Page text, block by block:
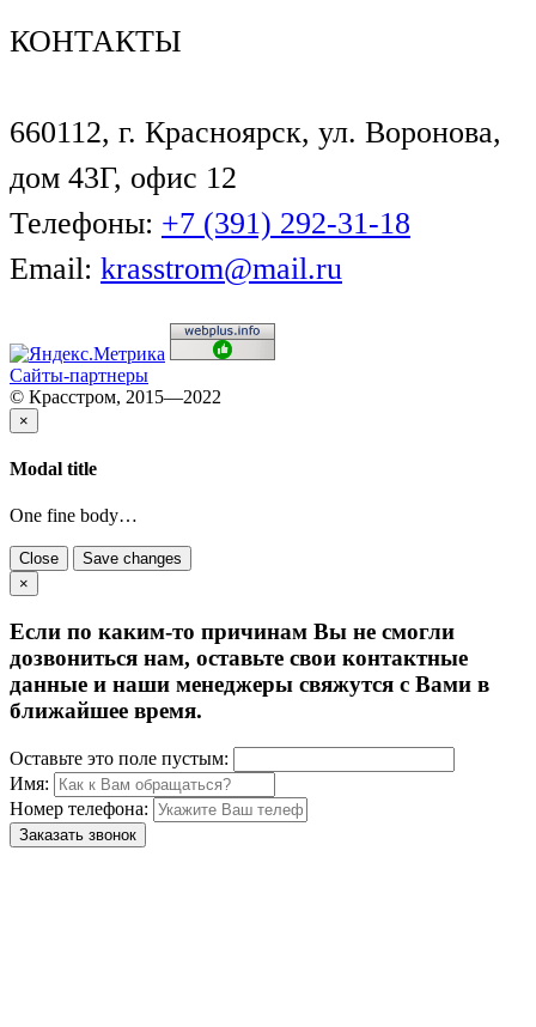
КОНТАКТЫ
660112, г. Красноярск, ул. Воронова,
дом 43Г, офис 12
Телефоны: +7 (391) 292-31-18
Email: krasstrom@mail.ru
Сайты-партнеры
© Красстром, 2015—2022
×
Modal title
One fine body…
Close
Save changes
×
Если по каким-то причинам Вы не смогли
дозвониться нам, оставьте свои контактные
данные и наши менеджеры свяжутся с Вами в
ближайшее время.
Оставьте это поле пустым:
Имя:
Номер телефона:
Заказать звонок